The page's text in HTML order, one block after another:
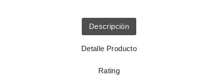
Descripción
Detalle Producto
Rating